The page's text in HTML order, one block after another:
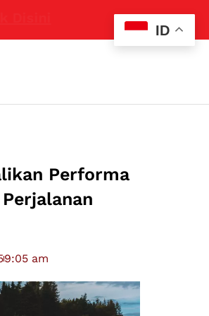
Performa
9:05 am
ID